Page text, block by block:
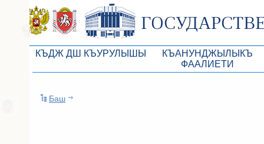
КЪДЖ ДШ КЪУРУЛЫШЫ
КъМДж ЮР Президиумы
КЪАНУНДЖЫЛЫКЪ
ФААЛИЕТИ
Баш